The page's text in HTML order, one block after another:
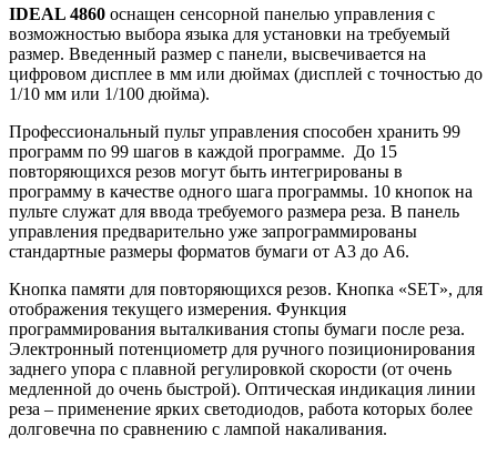
IDEAL 4860 оснащен сенсорной панелью управления с
возможностью выбора языка для установки на требуемый
размер. Введенный размер с панели, высвечивается на
цифровом дисплее в мм или дюймах (дисплей с точностью до
1/10 мм или 1/100 дюйма).
Профессиональный пульт управления способен хранить 99
программ по 99 шагов в каждой программе. До 15
повторяющихся резов могут быть интегрированы в
программу в качестве одного шага программы. 10 кнопок на
пульте служат для ввода требуемого размера реза. В панель
управления предварительно уже запрограммированы
стандартные размеры форматов бумаги от А3 до А6.
Кнопка памяти для повторяющихся резов. Кнопка «SET», для
отображения текущего измерения. Функция
программирования выталкивания стопы бумаги после реза.
Электронный потенциометр для ручного позиционирования
заднего упора с плавной регулировкой скорости (от очень
медленной до очень быстрой). Оптическая индикация линии
реза – применение ярких светодиодов, работа которых более
долговечна по сравнению с лампой накаливания.